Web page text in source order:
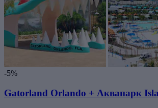
-5%
Gatorland Orlando + Аквапарк